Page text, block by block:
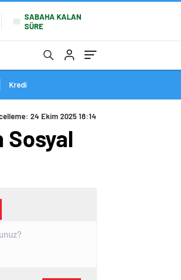
SABAHA KALAN
SÜRE
Kredi
24 Ekim 2025 18:14
Sosyal